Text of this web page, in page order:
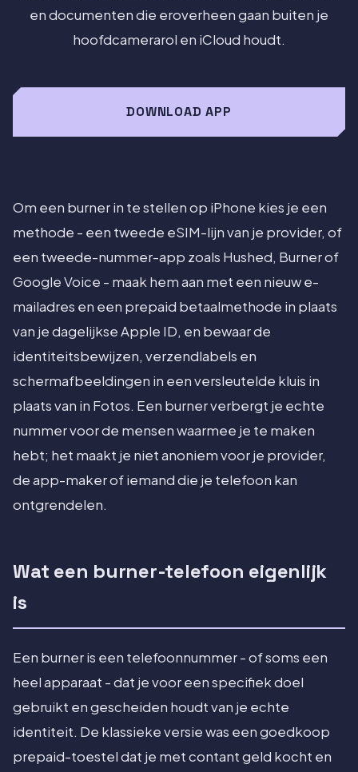
en documenten die eroverheen gaan buiten je
hoofdcamerarol en iCloud houdt.
DOWNLOAD APP
Om een burner in te stellen op iPhone kies je een
methode - een tweede eSIM-lijn van je provider, of
een tweede-nummer-app zoals Hushed, Burner of
Google Voice - maak hem aan met een nieuw e-
mailadres en een prepaid betaalmethode in plaats
van je dagelijkse Apple ID, en bewaar de
identiteitsbewijzen, verzendlabels en
schermafbeeldingen in een versleutelde kluis in
plaats van in Fotos. Een burner verbergt je echte
nummer voor de mensen waarmee je te maken
hebt; het maakt je niet anoniem voor je provider,
de app-maker of iemand die je telefoon kan
ontgrendelen.
Wat een burner-telefoon eigenlijk
is
Een burner is een telefoonnummer - of soms een
heel apparaat - dat je voor een specifiek doel
gebruikt en gescheiden houdt van je echte
identiteit. De klassieke versie was een goedkoop
prepaid-toestel dat je met contant geld kocht en